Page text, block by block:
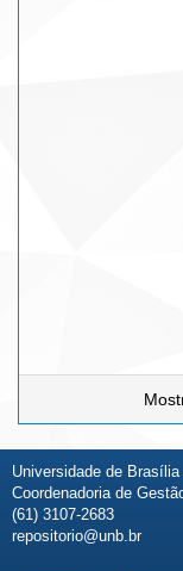
Universidade de
Coordenadoria de
(61) 3107-2683
repositorio@unb.br